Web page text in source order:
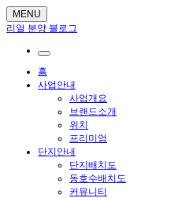
MENU
리얼 분양 블로그
홈
사업안내
사업개요
브랜드소개
위치
프리미엄
단지안내
단지배치도
동호수배치도
커뮤니티